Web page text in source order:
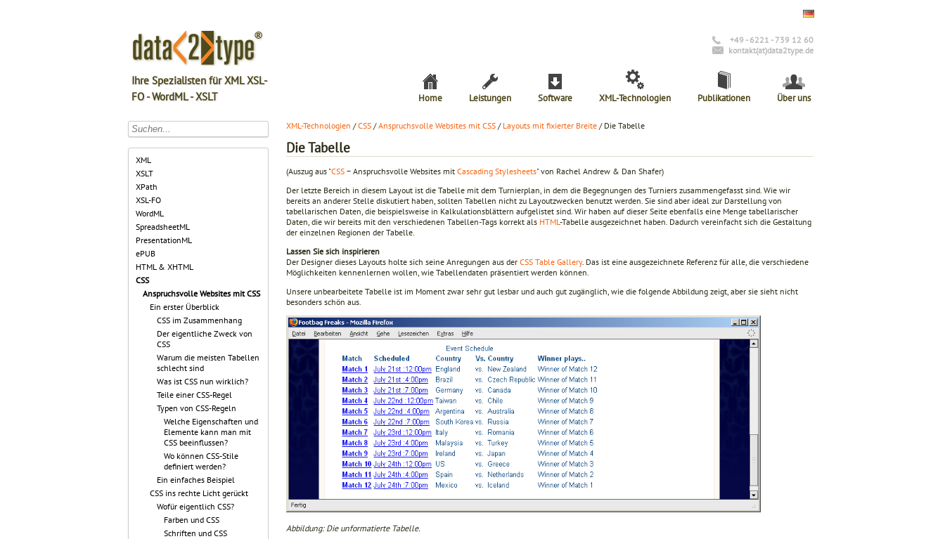
Ihre Spezialisten für XML XSL-
FO - WordML - XSLT
+49 - 6221 - 739 12 60
kontakt(at)data2type.de
Home Leistungen Software XML-Technologien Publikationen Über uns
XML
XSLT
XPath
XSL-FO
WordML
SpreadsheetML
PresentationML
ePUB
HTML & XHTML
CSS
Anspruchsvolle Websites mit CSS
Ein erster Überblick
CSS im Zusammenhang
Der eigentliche Zweck von
CSS
Warum die meisten Tabellen
schlecht sind
Was ist CSS nun wirklich?
Teile einer CSS-Regel
Typen von CSS-Regeln
Welche Eigenschaften und
Elemente kann man mit
CSS beeinflussen?
Wo können CSS-Stile
definiert werden?
Ein einfaches Beispiel
CSS ins rechte Licht gerückt
Wofür eigentlich CSS?
Farben und CSS
Schriften und CSS
XML-Technologien /CSS /Anspruchsvolle Websites mit CSS / Layouts mit fixierter Breite / Die Tabelle
Die Tabelle
(Auszug aus "CSS − Anspruchsvolle Websites mit Cascading Stylesheets" von Rachel Andrew & Dan Shafer)
Der letzte Bereich in diesem Layout ist die Tabelle mit dem Turnierplan, in dem die Begegnungen des Turniers zusammengefasst sind. Wie wir
bereits an anderer Stelle diskutiert haben, sollten Tabellen nicht zu Layoutzwecken benutzt werden. Sie sind aber ideal zur Darstellung von
tabellarischen Daten, die beispielsweise in Kalkulationsblättern aufgelistet sind. Wir haben auf dieser Seite ebenfalls eine Menge tabellarischer
Daten, die wir bereits mit den verschiedenen Tabellen-Tags korrekt als HTML -Tabelle ausgezeichnet haben. Dadurch vereinfacht sich die Gestaltung
der einzelnen Regionen der Tabelle.
Lassen Sie sich inspirieren
Der Designer dieses Layouts holte sich seine Anregungen aus der CSS Table Gallery. Das ist eine ausgezeichnete Referenz für alle, die verschiedene
Möglichkeiten kennenlernen wollen, wie Tabellendaten präsentiert werden können.
Unsere unbearbeitete Tabelle ist im Moment zwar sehr gut lesbar und auch gut zugänglich, wie die folgende Abbildung zeigt, aber sie sieht nicht
besonders schön aus.
Abbildung: Die unformatierte Tabelle.